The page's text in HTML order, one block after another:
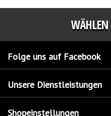
Folge uns auf Facebook
Unsere Dienstleistungen
Shopeinstellungen